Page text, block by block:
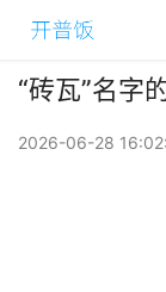
“砖瓦”名字
2026-06-28